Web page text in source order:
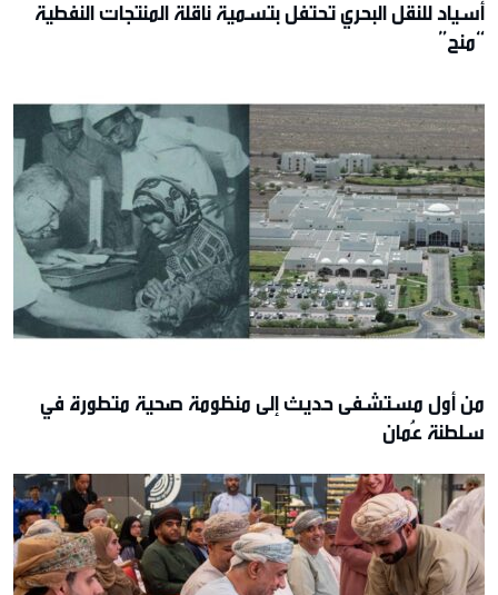
أسياد للنقل البحري تحتفل بتسمية ناقلة المنتجات النفطية
“منح”
من أول مستشفى حديث إلى منظومة صحية متطورة في
سلطنة عُمان